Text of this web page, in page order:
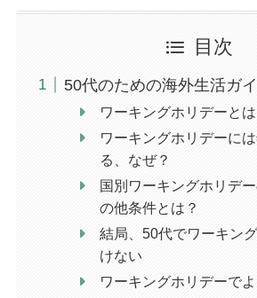
目次
50代のための海外生活ガ
ワーキングホリデーとは
ワーキングホリデーに
る、なぜ？
国別ワーキングホリデ
の他条件とは？
結局、50代でワーキン
けない
ワーキングホリデーで